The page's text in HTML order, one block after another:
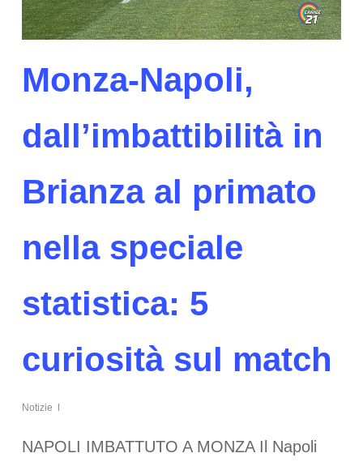
Monza-Napoli,
dall’imbattibilità in
Brianza al primato
nella speciale
statistica: 5
curiosità sul match
Notizie
NAPOLI IMBATTUTO A MONZA Il Napoli